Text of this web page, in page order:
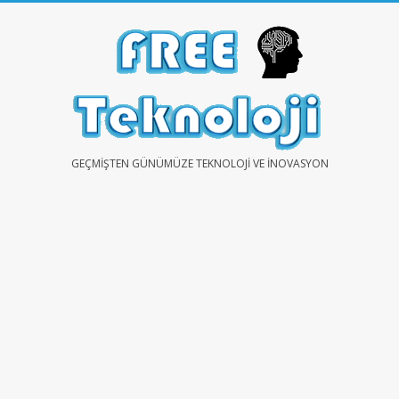
FREEGEÇMIŞTEN GÜNÜMÜZE TEKNOLOJI VE İNOVASYON